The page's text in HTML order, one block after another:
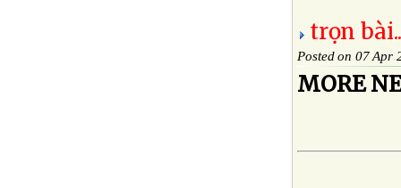
trọn
Posted on 07 Apr
MORE